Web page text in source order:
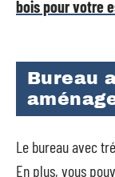
bois pour votre
Bureau
Le bureau avec
En plus, vous